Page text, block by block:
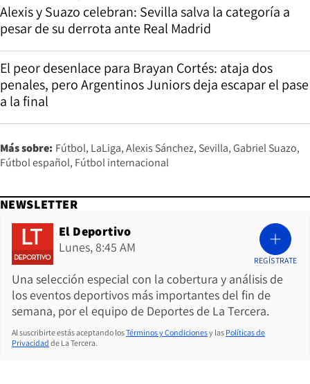
Alexis y Suazo celebran: Sevilla salva la categoría a
pesar de su derrota ante Real Madrid
El peor desenlace para Brayan Cortés: ataja dos
penales, pero Argentinos Juniors deja escapar el pase
a la final
Más sobre: Fútbol LaLiga Alexis Sánchez Sevilla Gabriel Suazo
Fútbol español Fútbol internacional
NEWSLETTER
El Deportivo
Lunes, 8:45 AM
Una selección especial con la cobertura y análisis de
los eventos deportivos más importantes del fin de
semana, por el equipo de Deportes de La Tercera.
REGÍSTRATE
Al suscribirte estás aceptando losTérminos y Condicionesy las Políticas de
Privacidad de La Tercera.